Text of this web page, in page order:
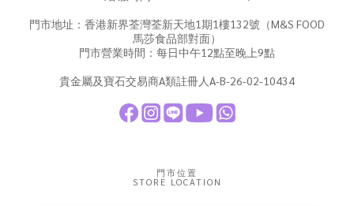
門市地址：香港新界荃灣荃新天地1期1樓132號（M&S FOOD
馬莎食品部對面）
門市營業時間：每日中午12點至晚上9點
貴金屬及寶石交易商A類註冊人A-B-26-02-10434
門市位置
STORE LOCATION